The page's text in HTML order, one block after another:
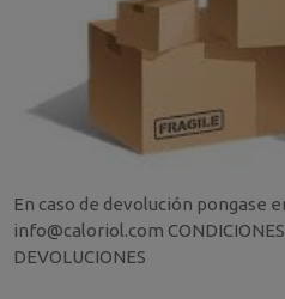
En caso de devolución pongase
info@caloriol.com CONDICIONES
DEVOLUCIONES